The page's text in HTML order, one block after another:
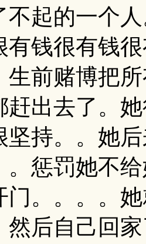
不起的一个
有钱很有钱
生前赌博把
赶出去了。
坚持。。她
。惩罚她不
门。。。。
然后自己回